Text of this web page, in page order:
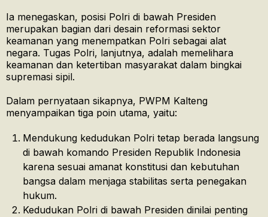
Ia menegaskan, posisi Polri di bawah Presiden
merupakan bagian dari desain reformasi sektor
keamanan yang menempatkan Polri sebagai alat
negara. Tugas Polri, lanjutnya, adalah memelihara
keamanan dan ketertiban masyarakat dalam bingkai
supremasi sipil.
Dalam pernyataan sikapnya, PWPM Kalteng
menyampaikan tiga poin utama, yaitu:
Mendukung kedudukan Polri tetap berada langsung
di bawah komando Presiden Republik Indonesia
karena sesuai amanat konstitusi dan kebutuhan
bangsa dalam menjaga stabilitas serta penegakan
hukum.
Kedudukan Polri di bawah Presiden dinilai penting